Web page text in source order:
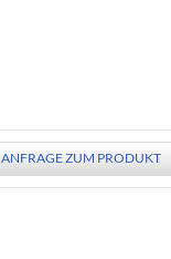
ANFRAGE ZUM PRODUKT